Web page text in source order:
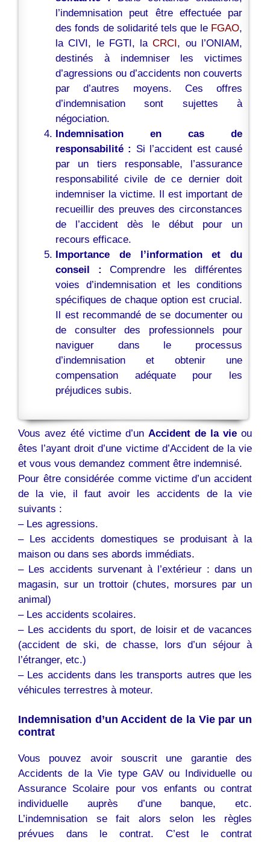
l’indemnisation peut être effectuée par
des fonds de solidarité tels que le FGAO,
la CIVI, le FGTI, laCRCI, ou l’ONIAM,
destinés à indemniser les victimes
d’agressions ou d’accidents non couverts
par d’autres moyens. Ces offres
d’indemnisation sont sujettes à
négociation.
Indemnisation en cas de
responsabilité : Si l’accident est causé
par un tiers responsable, l’assurance
responsabilité civile de ce dernier doit
indemniser la victime. Il est important de
recueillir des preuves des circonstances
de l’accident dès le début pour un
recours efficace.
Importance de l’information et du
conseil : Comprendre les différentes
voies d’indemnisation et les conditions
spécifiques de chaque option est crucial.
Il est recommandé de se documenter ou
de consulter des professionnels pour
naviguer dans le processus
d’indemnisation et obtenir une
compensation adéquate pour les
préjudices subis.
Vous avez été victime d’un Accident de la vie ou
êtes l’ayant droit d’une victime d’Accident de la vie
et vous vous demandez comment être indemnisé.
Pour être considérée comme victime d’un accident
de la vie, il faut avoir les accidents de la vie
suivants :
– Les agressions.
– Les accidents domestiques se produisant à la
maison ou dans ses abords immédiats.
– Les accidents survenant à l’extérieur : dans un
magasin, sur un trottoir (chutes, morsures par un
animal)
– Les accidents scolaires.
– Les accidents du sport, de loisir et de vacances
(accident de ski, de chasse, lors d’un séjour à
l’étranger, etc.)
– Les accidents dans les transports autres que les
véhicules terrestres à moteur.
Indemnisation d’un Accident de la Vie par un
contrat
Vous pouvez avoir souscrit une garantie des
Accidents de la Vie type GAV ou Individuelle ou
Assurance Scolaire pour vos enfants ou contrat
individuelle auprès d’une banque, etc.
L’indemnisation se fait alors selon les règles
prévues dans le contrat. C’est le contrat